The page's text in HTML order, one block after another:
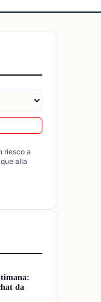
riesco a
alla
da